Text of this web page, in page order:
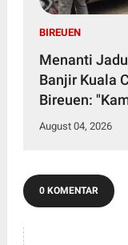
BIREUEN
Menanti
Banjir Kuala
Bireuen:
August 04, 2026
0 KOMENTAR